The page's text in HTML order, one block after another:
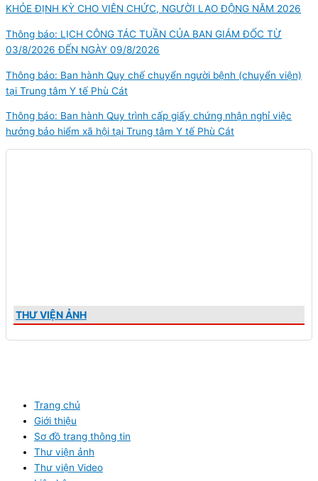
KHỎE ĐỊNH KỲ CHO VIÊN CHỨC, NGƯỜI LAO ĐỘNG NĂM 2026
Thông báo: LỊCH CÔNG TÁC TUẦN CỦA BAN GIÁM ĐỐC TỪ
03/8/2026 ĐẾN NGÀY 09/8/2026
Thông báo: Ban hành Quy chế chuyển người bệnh (chuyển viện)
tại Trung tâm Y tế Phù Cát
Thông báo: Ban hành Quy trình cấp giấy chứng nhận nghỉ việc
hưởng bảo hiểm xã hội tại Trung tâm Y tế Phù Cát
THƯ VIỆN ẢNH
Trang chủ
Giới thiệu
Sơ đồ trang thông tin
Thư viện ảnh
Thư viện Video